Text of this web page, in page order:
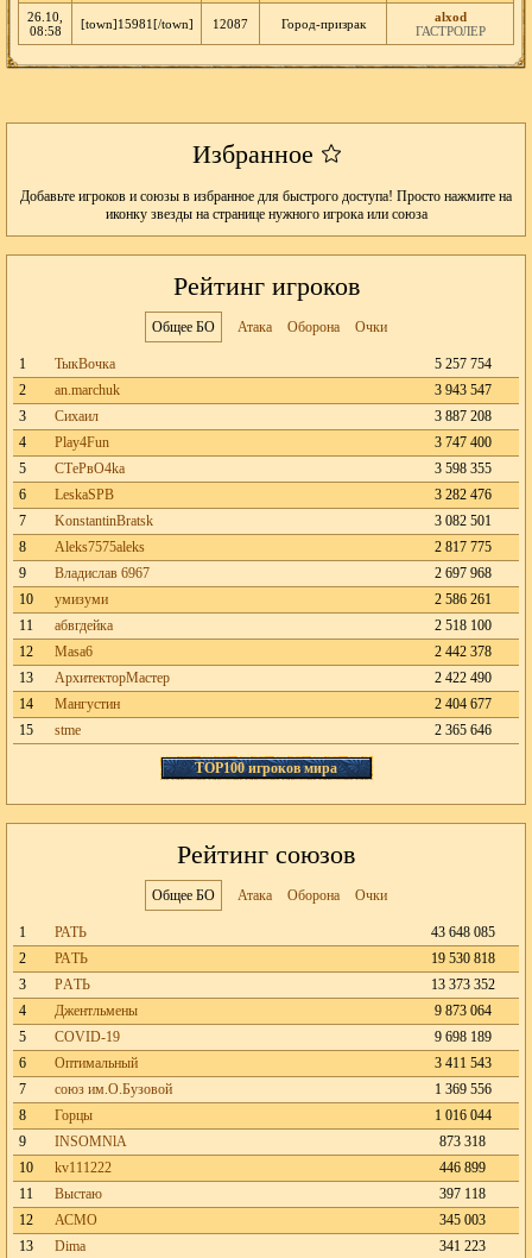
26.10,
08:58
[town]15981[/town] 12087 Город-призрак
alxod
ГАСТРОЛЕР
Избранное
Добавьте игроков и союзы в избранное для быстрого доступа! Просто нажмите на
иконку звезды на странице нужного игрока или союза
Рейтинг игроков
Общее БО Атака Оборона Очки
1 ТыкВочка
5 257 754
2
an.marchuk
3 943 547
3
Сихаил
3 887 208
4
Play4Fun
3 747 400
5
CТePвO4ka
3 598 355
6
LeskaSPB
3 282 476
7
KonstantinBratsk
3 082 501
8
Aleks7575aleks
2 817 775
9
Владислав 6967
2 697 968
10
умизуми
2 586 261
11
абвгдейка
2 518 100
12
Masa6
2 442 378
13
АрхитекторМастер
2 422 490
14
Мангустин
2 404 677
15
stme 2 365 646
TOP100 игроков мира
Рейтинг союзов
Общее БО Атака Оборона Очки
1 РАТЬ
43 648 085
2
РАTЬ
19 530 818
3
РAТЬ
13 373 352
4
Джентльмены
9 873 064
5
СОVID-19
9 698 189
6
Оптимальный
3 411 543
7
союз им.О.Бузовой
1 369 556
8
Горцы
1 016 044
9
INSOMNlA
873 318
10
kv111222
446 899
11
Выстаю
397 118
12
АСМО
345 003
13
Dima 341 223